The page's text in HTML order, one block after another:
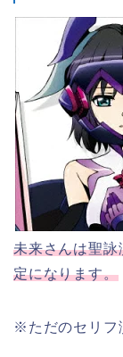
未来さんは聖詠
定になります。
※ただのセリフ